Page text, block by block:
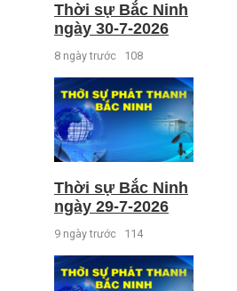
Thời sự Bắc Ninh
ngày 30-7-2026
8 ngày trước 108
Thời sự Bắc Ninh
ngày 29-7-2026
9 ngày trước 114